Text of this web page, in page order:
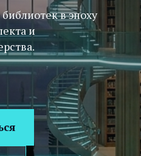
в эпоху
и